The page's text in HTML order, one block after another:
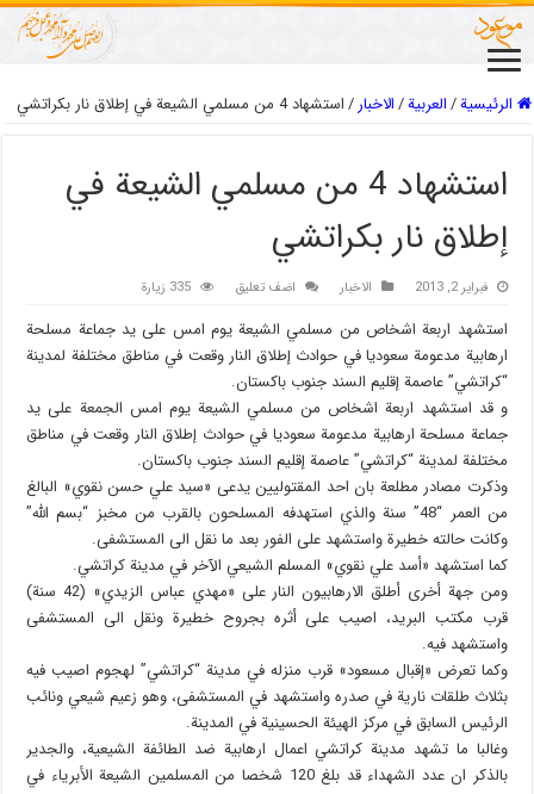
الرئيسية/العربیة/الاخبار/استشهاد 4 من مسلمي الشيعة في إطلاق نار بكراتشي
استشهاد 4 من مسلمي الشيعة في
إطلاق نار بكراتشي
فبراير 2, 2013 الاخبار اضف تعليق 335 زيارة
استشهد اربعة اشخاص من مسلمي الشيعة يوم امس على يد جماعة مسلحة
ارهابية مدعومة سعوديا في حوادث إطلاق النار وقعت في مناطق مختلفة لمدينة
“كراتشي” عاصمة إقليم السند جنوب باكستان.
و قد استشهد اربعة اشخاص من مسلمي الشيعة يوم امس الجمعة على يد
جماعة مسلحة ارهابية مدعومة سعوديا في حوادث إطلاق النار وقعت في مناطق
مختلفة لمدينة “كراتشي” عاصمة إقليم السند جنوب باكستان.
وذكرت مصادر مطلعة بان احد المقتوليين يدعى «سيد علي حسن نقوي» البالغ
من العمر “48” سنة والذي استهدفه المسلحون بالقرب من مخبز “بسم الله”
وكانت حالته خطيرة واستشهد على الفور بعد ما نقل الى المستشفى.
كما استشهد «أسد علي نقوي» المسلم الشيعي الآخر في مدينة كراتشي.
ومن جهة أخرى أطلق الارهابيون النار على «مهدي عباس الزيدي» (42 سنة)
قرب مكتب البريد، اصيب على أثره بجروح خطيرة ونقل الى المستشفى
واستشهد فيه.
وكما تعرض «إقبال مسعود» قرب منزله في مدينة “كراتشي” لهجوم اصيب فيه
بثلاث طلقات نارية في صدره واستشهد في المستشفى، وهو زعيم شيعي ونائب
الرئيس السابق في مركز الهيئة الحسينية في المدينة.
وغالبا ما تشهد مدينة كراتشي اعمال ارهابية ضد الطائفة الشيعية، والجدير
بالذكر ان عدد الشهداء قد بلغ 120 شخصا من المسلمين الشيعة الأبرياء في